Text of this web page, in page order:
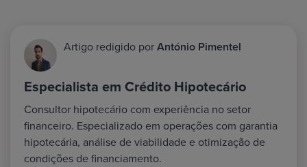
Artigo redigido porAntónio Pimentel
Especialista em Crédito Hipotecário
Consultor hipotecário com experiência no setor
financeiro. Especializado em operações com garantia
hipotecária, análise de viabilidade e otimização de
condições de financiamento.